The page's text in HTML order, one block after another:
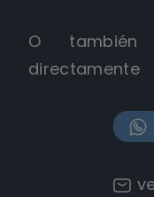
O también
directamente